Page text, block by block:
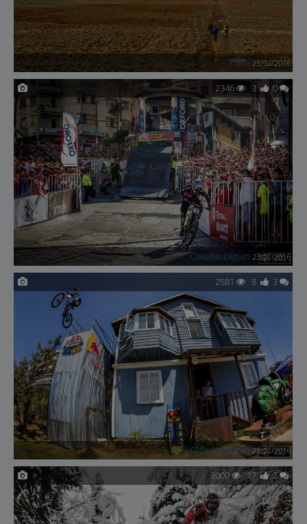
nofix 25/02/2016
2346 3 0
Claudio Olguin 23/02/2016
2581 8 3
Claudio Olguin 23/02/2016
3000 17 2